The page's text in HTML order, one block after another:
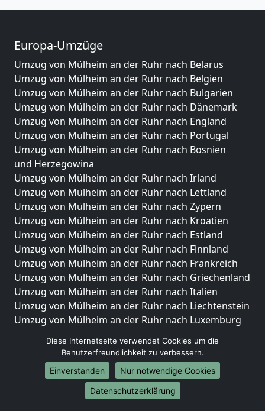
Europa-Umzüge
Umzug von Mülheim an der Ruhr nach Belarus
Umzug von Mülheim an der Ruhr nach Belgien
Umzug von Mülheim an der Ruhr nach Bulgarien
Umzug von Mülheim an der Ruhr nach Dänemark
Umzug von Mülheim an der Ruhr nach England
Umzug von Mülheim an der Ruhr nach Portugal
Umzug von Mülheim an der Ruhr nach Bosnien
und Herzegowina
Umzug von Mülheim an der Ruhr nach Irland
Umzug von Mülheim an der Ruhr nach Lettland
Umzug von Mülheim an der Ruhr nach Zypern
Umzug von Mülheim an der Ruhr nach Kroatien
Umzug von Mülheim an der Ruhr nach Estland
Umzug von Mülheim an der Ruhr nach Finnland
Umzug von Mülheim an der Ruhr nach Frankreich
Umzug von Mülheim an der Ruhr nach Griechenland
Umzug von Mülheim an der Ruhr nach Italien
Umzug von Mülheim an der Ruhr nach Liechtenstein
Umzug von Mülheim an der Ruhr nach Luxemburg
Umzug von Mülheim an der Ruhr nach Norwegen
Umzüge-Deutschlandweit
Umzug von Mülheim an der Ruhr nach Berlin
Diese Internetseite verwendet Cookies um die
Benutzerfreundlichkeit zu verbessern.
Einverstanden
Nur notwendige Cookies
Datenschutzerklärung